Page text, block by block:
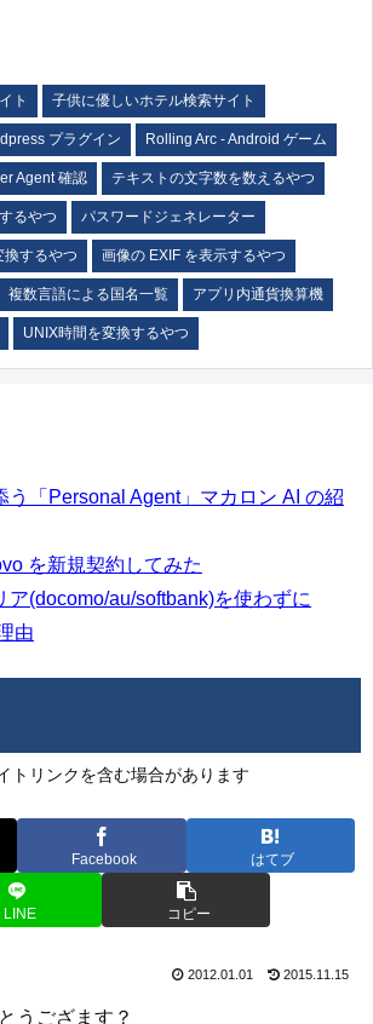
ト 子供に優しいホテル検索サイト
プラグイン Rolling Arc - Android ゲーム
Agent 確認 テキストの文字数を数えるやつ
るやつ パスワードジェネレーター
換するやつ 画像の EXIF を表示するやつ
複数言語による国名一覧 アプリ内通貨換算機
UNIX時間を変換するやつ
う「Personal Agent」マカロン AI の紹
を新規契約してみた
ア(docomo/au/softbank)を使わずに
由
トリンクを含む場合があります
Facebook はてブ
LINE コピー
2012.01.01 2015.11.15
うござます？